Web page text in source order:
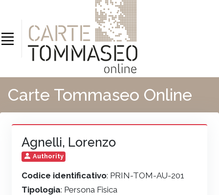
Carte Tommaseo Online
Agnelli, Lorenzo
Authority
Codice identificativo: PRIN-TOM-AU-201
Tipologia: Persona Fisica